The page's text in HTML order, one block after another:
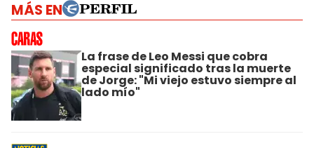
MÁS EN
La frase de Leo Messi que cobra
especial significado tras la muerte
de Jorge: "Mi viejo estuvo siempre al
lado mío"